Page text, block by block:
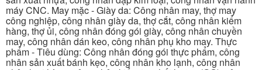
máy CNC. May mặc - Giày da: Công nhân may, thợ may
công nghiệp, công nhân giày da, thợ cắt, công nhân kiểm
hàng, thợ ủi, công nhân đóng gói giày, công nhân chuyền
may, công nhân dán keo, công nhân phụ kho may. Thực
phẩm - Tiêu dùng: Công nhân đóng gói thực phẩm, công
nhân sản xuất bánh kẹo, công nhân kho lạnh, công nhân